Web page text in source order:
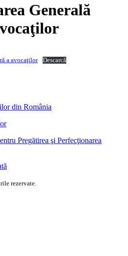
Generală
a avocaţilor Descarcă
din România
Pregătirea şi Perfecţionarea
rezervate.